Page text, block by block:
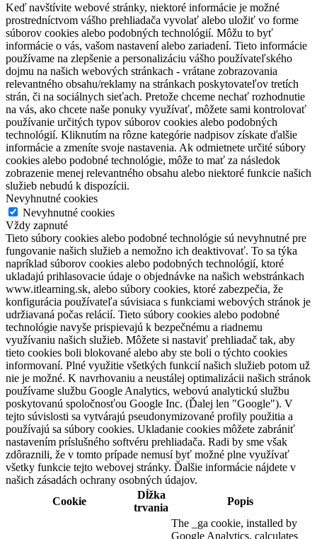
Keď navštívite webové stránky, niektoré informácie je možné
prostredníctvom vášho prehliadača vyvolať alebo uložiť vo forme
súborov cookies alebo podobných technológií. Môžu to byť
informácie o vás, vašom nastavení alebo zariadení. Tieto informácie
používame na zlepšenie a personalizáciu vášho používateľského
dojmu na našich webových stránkach - vrátane zobrazovania
relevantného obsahu/reklamy na stránkach poskytovateľov tretích
strán, či na sociálnych sieťach. Pretože chceme nechať rozhodnutie
na vás, ako chcete naše ponuky využívať, môžete sami kontrolovať
používanie určitých typov súborov cookies alebo podobných
technológií. Kliknutím na rôzne kategórie nadpisov získate ďalšie
informácie a zmeníte svoje nastavenia. Ak odmietnete určité súbory
cookies alebo podobné technológie, môže to mať za následok
zobrazenie menej relevantného obsahu alebo niektoré funkcie našich
služieb nebudú k dispozícii.
Nevyhnutné cookies
Nevyhnutné cookies
Vždy zapnuté
Tieto súbory cookies alebo podobné technológie sú nevyhnutné pre
fungovanie našich služieb a nemožno ich deaktivovať. To sa týka
napríklad súborov cookies alebo podobných technológií, ktoré
ukladajú prihlasovacie údaje o objednávke na našich webstránkach
www.itlearning.sk, alebo súbory cookies, ktoré zabezpečia, že
konfigurácia používateľa súvisiaca s funkciami webových stránok je
udržiavaná počas relácií. Tieto súbory cookies alebo podobné
technológie navyše prispievajú k bezpečnému a riadnemu
využívaniu našich služieb. Môžete si nastaviť prehliadač tak, aby
tieto cookies boli blokované alebo aby ste boli o týchto cookies
informovaní. Plné využitie všetkých funkcií našich služieb potom už
nie je možné. K navrhovaniu a neustálej optimalizácii našich stránok
používame službu Google Analytics, webovú analytickú službu
poskytovanú spoločnosťou Google Inc. (Ďalej len "Google"). V
tejto súvislosti sa vytvárajú pseudonymizované profily použitia a
používajú sa súbory cookies. Ukladanie cookies môžete zabrániť
nastavením príslušného softvéru prehliadača. Radi by sme však
zdôraznili, že v tomto prípade nemusí byť možné plne využívať
všetky funkcie tejto webovej stránky. Ďalšie informácie nájdete v
našich zásadách ochrany osobných údajov.
Cookie
Dĺžka
trvania
Popis
The _ga cookie, installed by
Google Analytics, calculates